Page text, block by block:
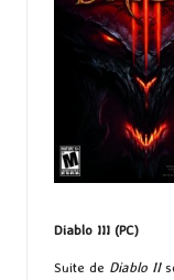
Diablo III (PC)
Suite de Diablo II